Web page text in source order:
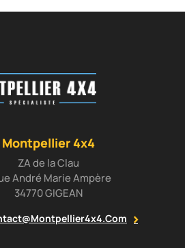
Montpellier 4x4
ZA de la Clau
André Marie Ampère
34770 GIGEAN